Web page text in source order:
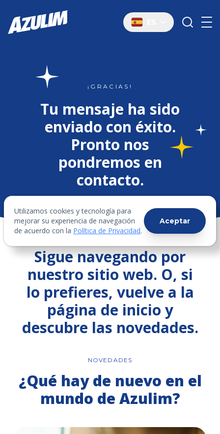
¡GRACIAS!
Tu mensaje ha sido
enviado con éxito.
Pronto nos
pondremos en
contacto.
Sigue navegando por
nuestro sitio web. O, si
lo prefieres, vuelve a la
página de inicio y
descubre las novedades.
NOVEDADES
¿Qué hay de nuevo en el
mundo de Azulim?
Utilizamos cookies y tecnología para
mejorar su experiencia de navegación
de acuerdo con la Política de Privacidad.
Aceptar